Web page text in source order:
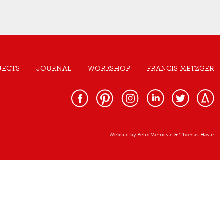
JOURNAL WORKSHOP FRANCIS METZGER
Website by Félix Vanneste & Thomas Hastir